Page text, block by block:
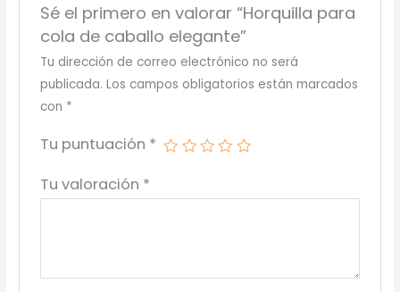
Sé el primero en valorar “Horquilla para
cola de caballo elegante”
Tu dirección de correo electrónico no será
publicada. Los campos obligatorios están marcados
con *
Tu puntuación *
Tu valoración *